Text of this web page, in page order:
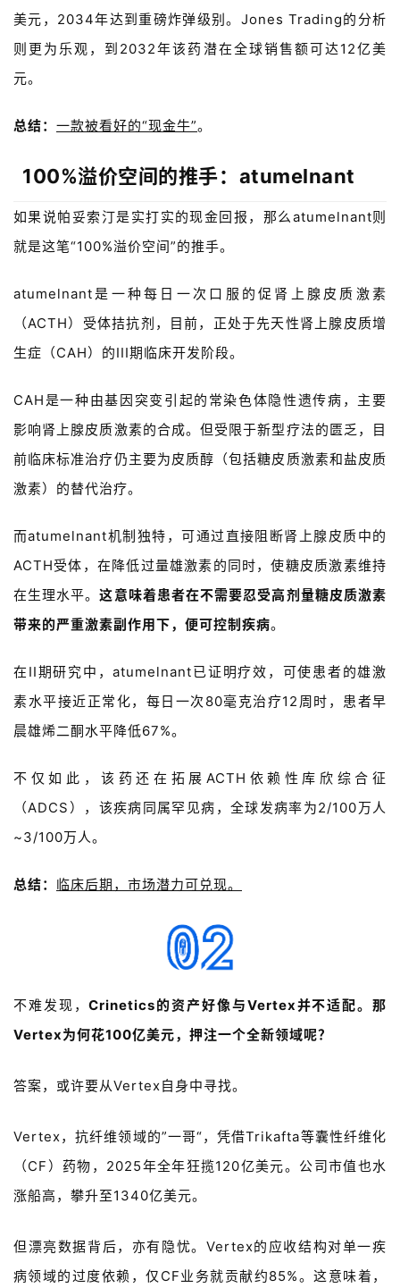
页
频
区
精
彩
动
B
D
美元， 2034年达到重磅炸弹级别。 Jones Trading的分析
则更为乐观， 到 2032年该药潜在全球销售额可达12亿美
元。
总结： 一款被看好的“现金牛”。
100%溢价空间的推手：atumelnant
如果说帕妥索汀是实打实的现金回报，那么atumelnant则
就是这笔“100%溢价空间”的推手。
atumelnant是一种每日一次口服的促肾上腺皮质激素
（ACTH）受体拮抗剂， 目前， 正处于先天性肾上腺皮质增
生症（CAH）的III期临床开发阶段。
CAH是一种由基因突变引起的常染色体隐性遗传病，主要
影响肾上腺皮质激素的合成。但受限于新型疗法的匮乏，
目
前临床标准治疗仍主要为皮质醇（包括糖皮质激素和盐皮质
激素）的替代治疗。
而atumelnant机制独特，可通过直接阻断肾上腺皮质中的
ACTH受体，在降低过量雄激素的同时，使糖皮质激素维持
在生理水平。这意味着患者在不需要忍受高剂量糖皮质激素
带来的严重激素副作用下，便可控制疾病。
在 II期研究中，atumelnant已证明疗效，可使患者的雄激
素水平接近正常化，每日一次 80毫克治疗12 周时，患者早
晨雄烯二酮水平降低67%。
不仅如此，该药还在拓展 ACTH 依赖性库欣综合征
（ADCS ），该疾病同属罕见病，全球发病率为2/100万人
~3/100万人。
总结： 临床后期，市场潜力可兑现。
不难发现，Crinetics的资产好像与Vertex并不适配。那
Vertex为何花100亿美元， 押注一个全新领域呢？
答案，或许要从Vertex 自身中寻找。
Vertex，抗纤维领域的”一哥“，凭借Trikafta等囊性纤维化
（CF）药物， 2025年全年狂揽120亿美元。 公司市值也水
涨船高， 攀升至1340亿美元。
但漂亮数据背后，亦有隐忧。Vertex的应收结构对单一疾
病领域的过度依赖，仅CF业务就贡献约85%。这意味着，